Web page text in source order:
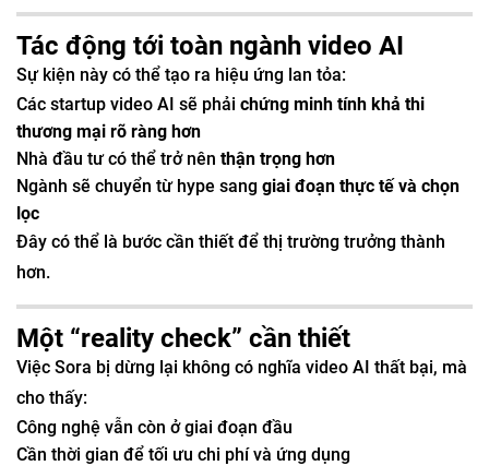
Tác động tới toàn ngành video AI
Sự kiện này có thể tạo ra hiệu ứng lan tỏa:
Các startup video AI sẽ phải chứng minh tính khả thi
thương mại rõ ràng hơn
Nhà đầu tư có thể trở nên thận trọng hơn
Ngành sẽ chuyển từ hype sang giai đoạn thực tế và chọn
lọc
Đây có thể là bước cần thiết để thị trường trưởng thành
hơn.
Một “reality check” cần thiết
Việc Sora bị dừng lại không có nghĩa video AI thất bại, mà
cho thấy:
Công nghệ vẫn còn ở giai đoạn đầu
Cần thời gian để tối ưu chi phí và ứng dụng